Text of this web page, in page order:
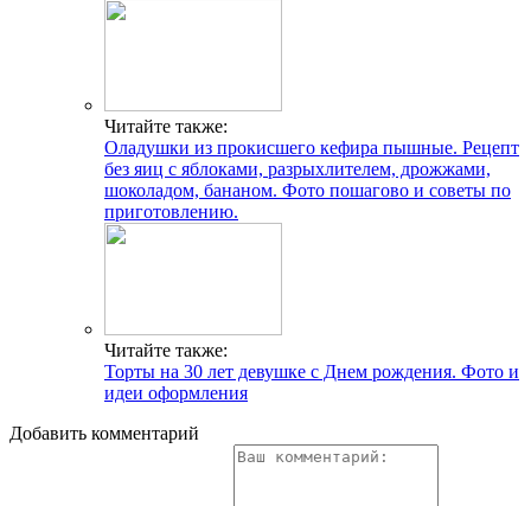
Читайте также:
Оладушки из прокисшего кефира пышные. Рецепт
без яиц с яблоками, разрыхлителем, дрожжами,
шоколадом, бананом. Фото пошагово и советы по
приготовлению.
Читайте также:
Торты на 30 лет девушке с Днем рождения. Фото и
идеи оформления
Добавить комментарий